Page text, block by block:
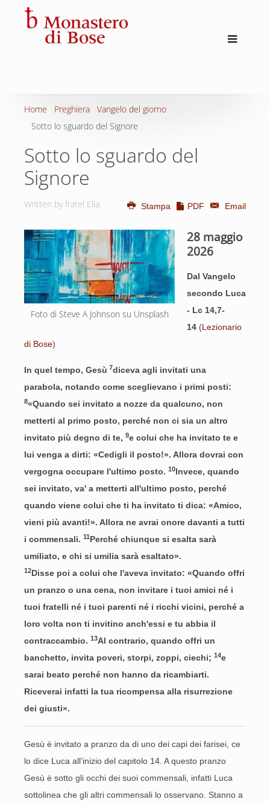
Home Preghiera
Vangelo del giorno
Sotto lo sguardo del Signore
Sotto lo sguardo del
Signore
Written by fratel Elia. Stampa PDF Email
Foto di Steve A Johnson su Unsplash
28 maggio
2026
Dal Vangelo
secondo Luca
- Lc 14,7-
14 (Lezionario
di Bose)
In quel tempo, Gesù 7diceva agli invitati una
parabola, notando come sceglievano i primi posti:
8«Quando sei invitato a nozze da qualcuno, non
metterti al primo posto, perché non ci sia un altro
invitato più degno di te, 9e colui che ha invitato te e
lui venga a dirti: «Cedigli il posto!». Allora dovrai con
vergogna occupare l'ultimo posto. 10Invece, quando
sei invitato, va' a metterti all'ultimo posto, perché
quando viene colui che ti ha invitato ti dica: «Amico,
vieni più avanti!». Allora ne avrai onore davanti a tutti
i commensali. 11Perché chiunque si esalta sarà
umiliato, e chi si umilia sarà esaltato».
12Disse poi a colui che l'aveva invitato: «Quando offri
un pranzo o una cena, non invitare i tuoi amici né i
tuoi fratelli né i tuoi parenti né i ricchi vicini, perché a
loro volta non ti invitino anch'essi e tu abbia il
contraccambio. 13Al contrario, quando offri un
banchetto, invita poveri, storpi, zoppi, ciechi; 14e
sarai beato perché non hanno da ricambiarti.
Riceverai infatti la tua ricompensa alla risurrezione
dei giusti».
Gesù è invitato a pranzo da di uno dei capi dei farisei, ce
lo dice Luca all’inizio del capitolo 14. A questo pranzo
Gesù è sotto gli occhi dei suoi commensali, infatti Luca
sottolinea che gli altri commensali lo osservano. Stanno a